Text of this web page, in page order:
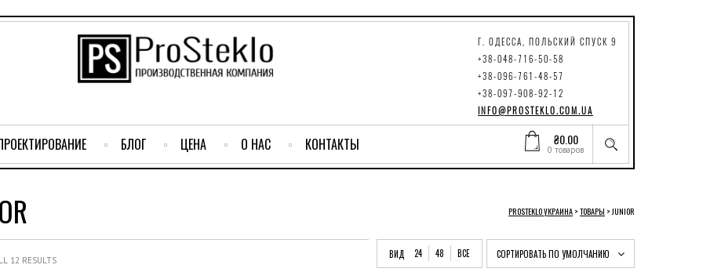
Г. ОДЕССА, ПОЛЬСКИЙ СПУСК 9
+38-048-716-50-58
+38-096-761-48-57
+38-097-908-92-12
INFO@PROSTEKLO.COM.UA
₴0.00
0 товаров
БЛОГ ЦЕНА О НАС КОНТАКТЫ
PROSTEKLO УКРАИНА > ТОВАРЫ >JUNIOR
12 RESULTS ВИД 24 48 ВСЕ СОРТИРОВАТЬ ПО УМОЛЧАНИЮ